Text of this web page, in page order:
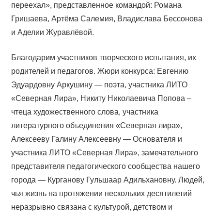
переехал», представленное командой: Романа
Гришаева, Артёма Салемия, Владислава Бессонова
и Аделии Журавлёвой.
Благодарим участников творческого испытания, их
родителей и педагогов. Жюри конкурса: Евгению
Эдуардовну Аркушину — поэта, участника ЛИТО
«Северная Лира», Никиту Николаевича Попова –
чтеца художественного слова, участника
литературного объединения «Северная лира»,
Алексееву Галину Алексеевну — Основателя и
участника ЛИТО «Северная Лира», замечательного
представителя педагогического сообщества нашего
города — Курганову Гульшаар Адильхановну. Людей,
чья жизнь на протяжении нескольких десятилетий
неразрывно связана с культурой, детством и